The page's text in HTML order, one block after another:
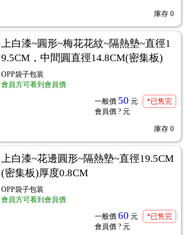
庫存 0
上白漆~圓形~梅花花紋~隔熱墊~直徑1
9.5CM，中間圓直徑14.8CM(密集板)
OPP袋子包装
會員方可看到會員價
一般價 50 元
會員價 ? 元
*已售完
庫存 0
上白漆~花邊圓形~隔熱墊~直徑19.5CM
(密集板)厚度0.8CM
OPP袋子包装
會員方可看到會員價
一般價 60 元
會員價 ? 元
*已售完